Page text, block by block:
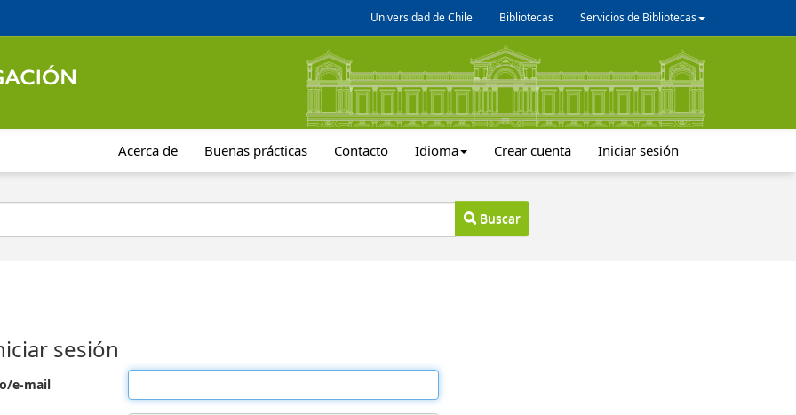
Universidad de Chile Bibliotecas Servicios de Bibliotecas
Acerca de Buenas prácticas Contacto Idioma Crear cuenta Iniciar sesión
Buscar
sesión
e-mail